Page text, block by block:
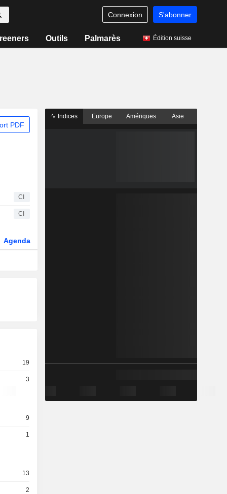
Connexion S'abonner
Outils Palmarès Édition suisse
PDF
CI
CI
Agenda
19
3
9
1
13
2
Indices Europe Amériques Asie